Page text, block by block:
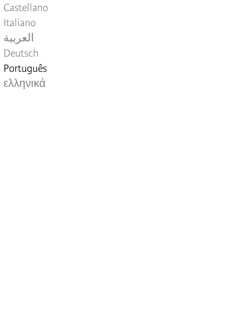
Castellano
Italiano
العربية
Deutsch
Português
ελληνικά